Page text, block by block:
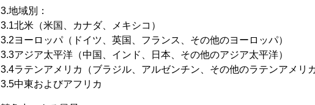
3.地域別：
3.1北米（米国、カナダ、メキシコ）
3.2ヨーロッパ（ドイツ、英国、フランス、その他のヨーロッパ）
3.3アジア太平洋（中国、インド、日本、その他のアジア太平洋）
3.4ラテンアメリカ（ブラジル、アルゼンチン、その他のラテンアメリカ
3.5中東およびアフリカ